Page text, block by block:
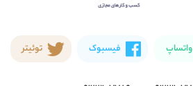
واتساپ فیسبوک توئیتر